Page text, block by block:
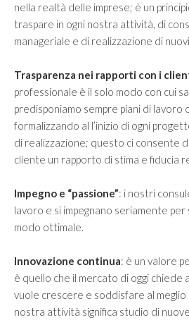
BLOG
nella realtà delle imprese; è un
traspare in ogni nostra attività, di
manageriale e di realizzazione di
Trasparenza nei rapporti con i
professionale è il solo modo con cui
predisponiamo sempre piani di lavoro
formalizzando al l’inizio di ogni
di realizzazione; questo ci consente
cliente un rapporto di stima e fiducia
Impegno e “passione”: i nostri
lavoro e si impegnano seriamente per
modo ottimale.
Innovazione continua: è un valore
è quello che il mercato di oggi chiede
vuole crescere e soddisfare al meglio
nostra attività significa studio di